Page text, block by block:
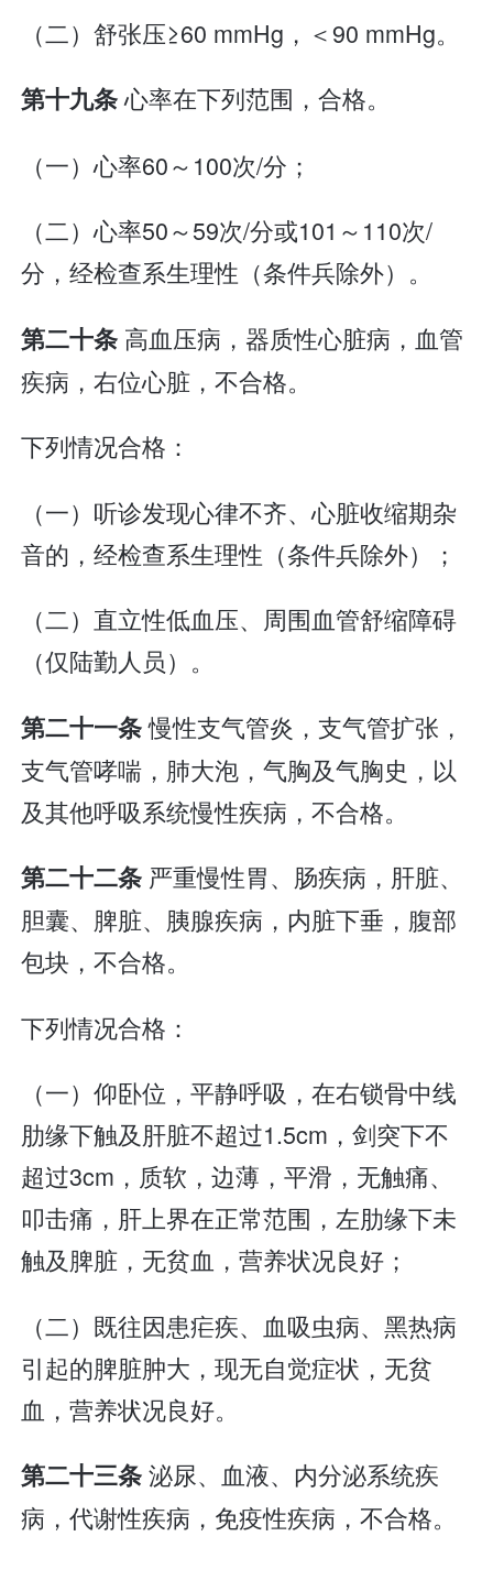
（二）舒张压≥60 mmHg，＜90 mmHg。
第十九条心率在下列范围，合格。
（一）心率60～100次/分；
（二）心率50～59次/分或101～110次/
分，经检查系生理性（条件兵除外）。
第二十条 高血压病，器质性心脏病，血管
疾病，右位心脏，不合格。
下列情况合格：
（一）听诊发现心律不齐、心脏收缩期杂
音的，经检查系生理性（条件兵除外）；
（二）直立性低血压、周围血管舒缩障碍
（仅陆勤人员）。
第二十一条慢性支气管炎，支气管扩张，
支气管哮喘，肺大泡，气胸及气胸史，以
及其他呼吸系统慢性疾病，不合格。
第二十二条 严重慢性胃、肠疾病，肝脏、
胆囊、脾脏、胰腺疾病，内脏下垂，腹部
包块，不合格。
下列情况合格：
（一）仰卧位，平静呼吸，在右锁骨中线
肋缘下触及肝脏不超过1.5cm，剑突下不
超过3cm，质软，边薄，平滑，无触痛、
叩击痛，肝上界在正常范围，左肋缘下未
触及脾脏，无贫血，营养状况良好；
（二）既往因患疟疾、血吸虫病、黑热病
引起的脾脏肿大，现无自觉症状，无贫
血，营养状况良好。
第二十三条泌尿、血液、内分泌系统疾
病，代谢性疾病，免疫性疾病，不合格。